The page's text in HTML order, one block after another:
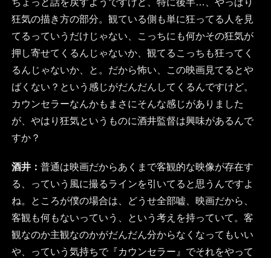
ちょっと話を戻すようですけど、特に後半…、やっぱり
狂気の描き方の部分。観ている側も単に狂ってる人を見
てるっていうだけじゃない、こっちにも何かその狂気が
押し寄せてくるんじゃないか、観てるこっちも狂ってく
るんじゃないか、と。だから怖い、この映画見てるとや
ばくない？という感じがだんだんしてくるんですけど。
カウンセラーなんかもまさにそんな感じがありました
が、やはり狂気というものに酒井監督は興味があるんで
すか？
酒井： 普通は映画だからあくまで客観的な映像が存在す
る、っていう風に撮るラインを引いてると思うんですよ
ね。ところが僕の場合は、どうせ全部嘘、映画だから、
客観も何もないっていう、という考えを持っていて。客
観なのか主観なのかがだんだん分からなくなってもいい
や、っていう気持ちで『カウンセラー』でそれをやって